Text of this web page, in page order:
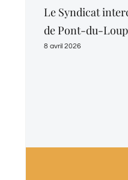
Le Syndicat intercommunal
de Pont-du-Loup (SIPL)